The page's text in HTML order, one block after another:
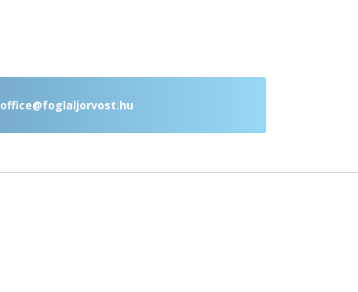
office@foglaljorvost.hu